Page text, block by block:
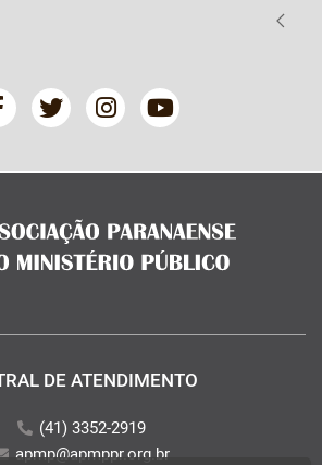
DE ATENDIMENTO
(41) 3352-2919
apmp@apmppr.org.br